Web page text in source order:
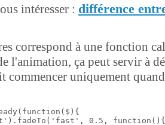
intéresser : différence
correspond à une fonction
l'animation, ça peut servir à
commencer uniquement